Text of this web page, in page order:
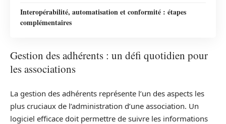
Interopérabilité, automatisation et conformité : étapes
complémentaires
Gestion des adhérents : un défi quotidien pour
les associations
La gestion des adhérents représente l’un des aspects les
plus cruciaux de l’administration d’une association. Un
logiciel efficace doit permettre de suivre les informations